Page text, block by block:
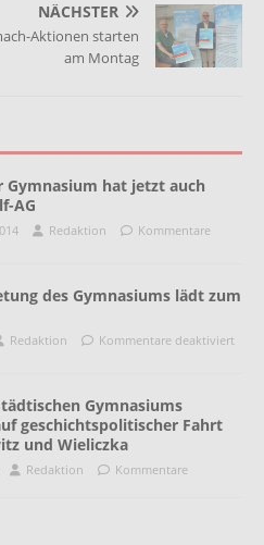
NÄCHSTER
Aktionen starten
am Montag
Gymnasium hat jetzt auch
AG
Redaktion
Kommentare
des Gymnasiums lädt zum
Redaktion Kommentare deaktiviert
Gymnasiums
geschichtspolitischer Fahrt
und Wieliczka
Redaktion
Kommentare